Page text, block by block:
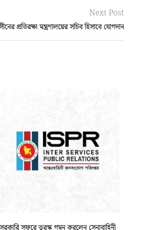
Next Post
প্রতিরক্ষা মন্ত্রণালয়ের সচিব হিসাবে যোগদান